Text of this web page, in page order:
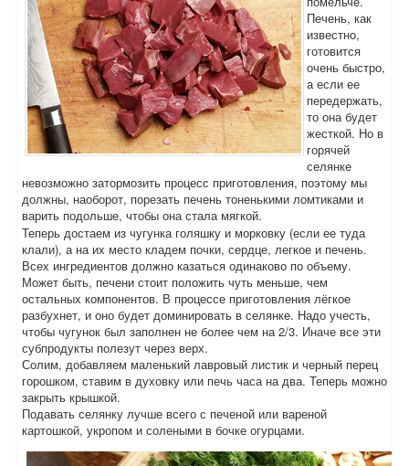
Печень, как
известно,
готовится
очень быстро,
а если ее
передержать,
то она будет
жесткой. Но в
горячей
селянке
невозможно затормозить процесс приготовления, поэтому мы
должны, наоборот, порезать печень тоненькими ломтиками и
варить подольше, чтобы она стала мягкой.
Теперь достаем из чугунка голяшку и морковку (если ее туда
клали), а на их место кладем почки, сердце, легкое и печень.
Всех ингредиентов должно казаться одинаково по объему.
Может быть, печени стоит положить чуть меньше, чем
остальных компонентов. В процессе приготовления лёгкое
разбухнет, и оно будет доминировать в селянке. Надо учесть,
чтобы чугунок был заполнен не более чем на 2/3. Иначе все эти
субпродукты полезут через верх.
Солим, добавляем маленький лавровый листик и черный перец
горошком, ставим в духовку или печь часа на два. Теперь можно
закрыть крышкой.
Подавать селянку лучше всего с печеной или вареной
картошкой, укропом и солеными в бочке огурцами.